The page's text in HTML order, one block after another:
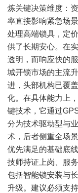
炼关键决策维度：
率直接影响紧急场
处理高端锁具，定
供了长期安心。在
透明，而响应快的
城开锁市场的主流
进，头部机构已覆
化。在具体能力上
键技术，它通过
分为技术驱动型与
术，后者侧重全场
优先满足的基础底
技师持证上岗、服
包括智能锁安装与
升级。建议必须支